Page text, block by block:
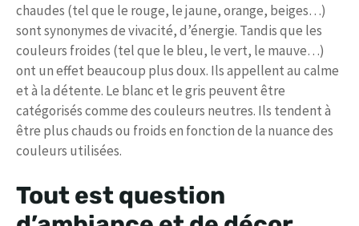
chaudes (tel que le rouge, le jaune, orange, beiges…)
sont synonymes de vivacité, d’énergie. Tandis que les
couleurs froides (tel que le bleu, le vert, le mauve…)
ont un effet beaucoup plus doux. Ils appellent au calme
et à la détente. Le blanc et le gris peuvent être
catégorisés comme des couleurs neutres. Ils tendent à
être plus chauds ou froids en fonction de la nuance des
couleurs utilisées.
Tout est question